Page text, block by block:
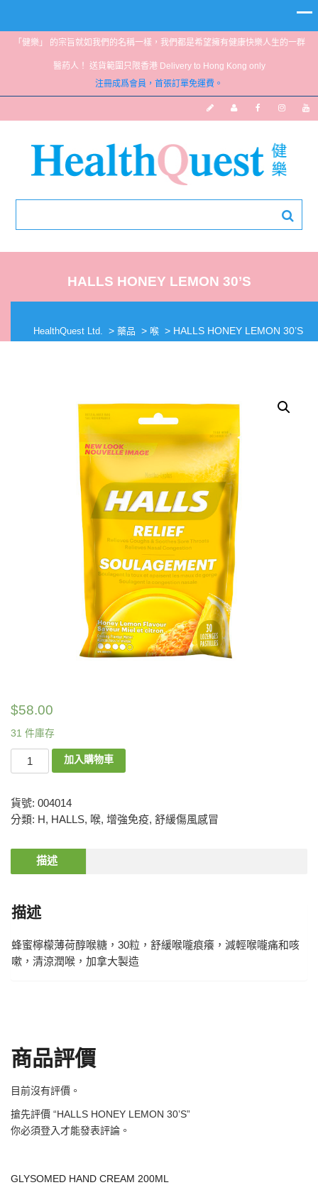
「健樂」 的宗旨就如我們的名稱一樣，我們都是希望擁有健康快樂人生的一群
醫葯人！ 送貨範圍只限香港 Delivery to Hong Kong only
注冊成爲會員，首張訂單免運費。
HALLS HONEY LEMON 30’S
HealthQuest Ltd. > 藥品 > 喉 > HALLS HONEY LEMON 30’S
$58.00
31 件庫存
加入購物車
貨號: 004014
分類: H, HALLS, 喉, 增強免疫, 舒緩傷風感冒
描述
描述
蜂蜜檸檬薄荷醇喉糖，30粒，舒緩喉嚨痕癢，減輕喉嚨痛和咳
嗽，清涼潤喉，加拿大製造
商品評價
目前沒有評價。
搶先評價 “HALLS HONEY LEMON 30’S”
你必須登入 才能發表評論。
GLYSOMED HAND CREAM 200ML